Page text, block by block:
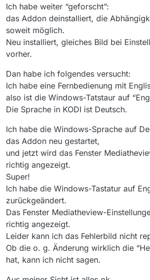
Ich habe weiter “geforscht”:
das Addon deinstalliert, die
soweit möglich.
Neu installiert, gleiches Bild bei
vorher.
Dan habe ich folgendes versucht:
Ich habe eine Fernbedienung mit
also ist die Windows-Tatstaur auf
Die Sprache in KODI ist Deutsch.
Ich habe die Windows-Sprache auf
das Addon neu gestartet,
und jetzt wird das Fenster
richtig angezeigt.
Super!
Ich habe die Windows-Tastatur auf
zurückgeändert.
Das Fenster Mediatheview-
richtig angezeigt.
Leider kann ich das Fehlerbild nicht
Ob die o. g. Änderung wirklich die
hat, kann ich nicht sagen.